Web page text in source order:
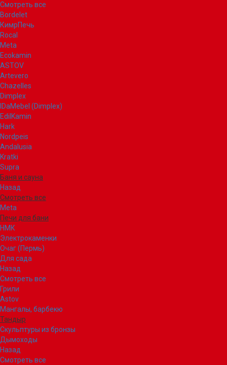
Смотреть все
Bordelet
КимрПечь
Rocal
Meta
Ecokamin
ASTOV
Artevero
Chazelles
Dimplex
IDaMebel (Dimplex)
EdilKamin
Hark
Nordpeis
Andalusia
Kratki
Supra
Баня и сауна
Назад
Смотреть все
Meta
Печи для бани
НМК
Электрокаменки
Очаг (Пермь)
Для сада
Назад
Смотреть все
Грили
Astov
Мангалы, барбекю
Тандыр
Скульптуры из бронзы
Дымоходы
Назад
Смотреть все